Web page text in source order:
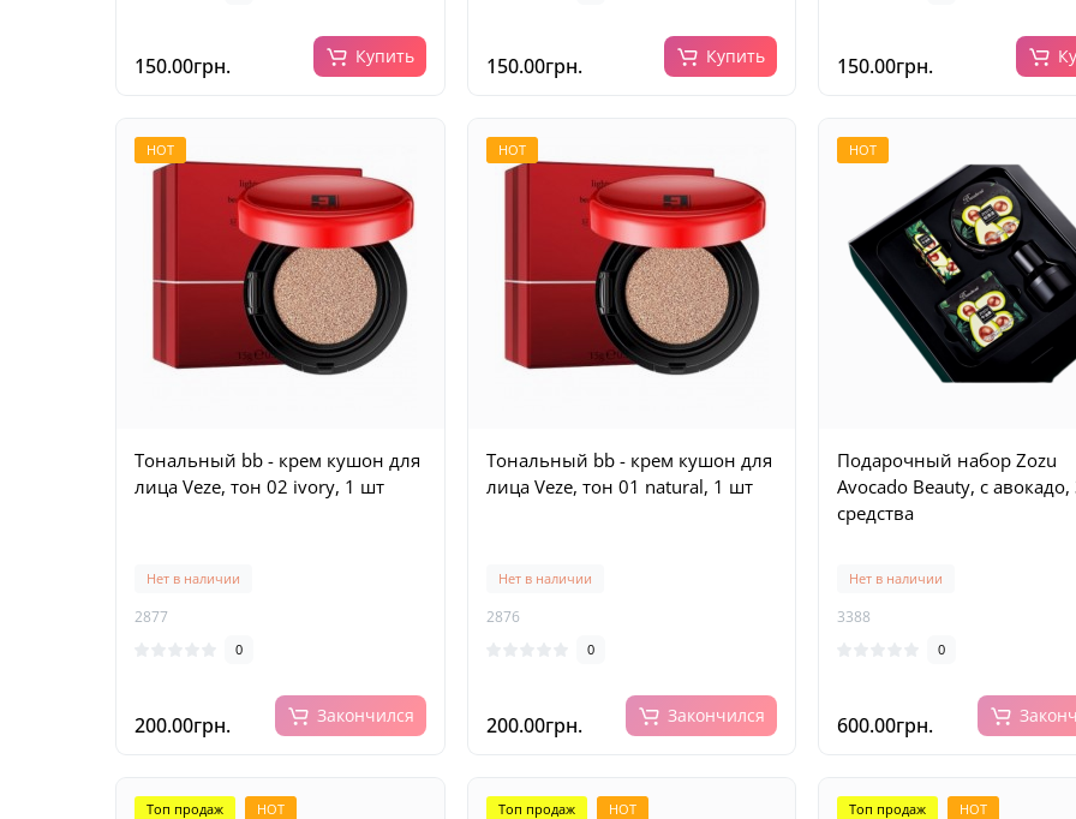
150.00грн. Купить 150.00грн. Купить 150.00грн.
HOT
Тональный bb - крем кушон для
лица Veze, тон 02 ivory, 1 шт
Нет в наличии
2877
0
200.00грн. Закончился
HOT
Тональный bb - крем кушон для
лица Veze, тон 01 natural, 1 шт
Нет в наличии
2876
0
200.00грн. Закончился
HOT
Подарочный набор Zozu
Avocado Beauty, с авокадо,
средства
Нет в наличии
3388
0
600.00грн.
Топ продаж HOT Топ продаж HOT Топ продаж HOT